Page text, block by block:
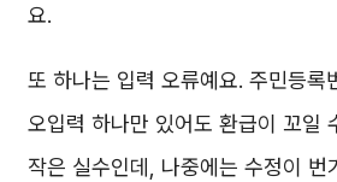
요.
또 하나는 입력 오류예요. 주민등록
오입력 하나만 있어도 환급이 꼬일
작은 실수인데, 나중에는 수정이 번